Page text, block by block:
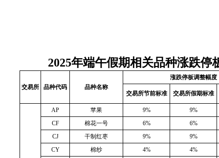
2025年端午假期相关品种涨跌
交易所 品种代码 品种名称
涨跌停板调整幅度
交易所节前标准 交易所假期标准
AP 苹果 9%
9%
CF
棉花一号 6%
6%
CJ
干制红枣 9%
9%
CY
棉纱 4%
4%